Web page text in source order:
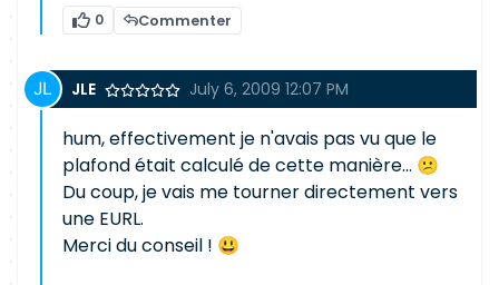
0 Commenter
JLE July 6, 2009 12:07 PM
hum, effectivement je n'avais pas vu que le
plafond était calculé de cette manière... 😕
Du coup, je vais me tourner directement vers
une EURL.
Merci du conseil ! 😃